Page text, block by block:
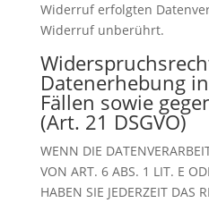
Widerruf erfolgten
Widerruf unberührt.
Datenerhebung
Fällen sowie
(Art. 21 DSGVO)
WENN DIE
VON ART. 6 ABS. 1 LIT. E
HABEN SIE JEDERZEIT DAS